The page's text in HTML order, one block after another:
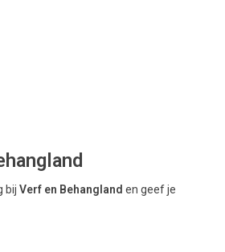
bijVerf en Behangland en geef je